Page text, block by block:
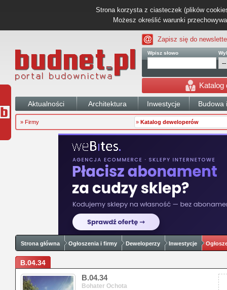
Strona korzysta z ciasteczek (plików
Możesz określić warunki
Zapisz się do
Wpisz słowo
Katalog
Aktualności Architektura Inwestycje Budowa
» Firmy » Katalog deweloperów
Strona główna Ogłoszenia i firmy Deweloperzy Inwestycje
B.04.34
B.04.34
Bohater Ochota